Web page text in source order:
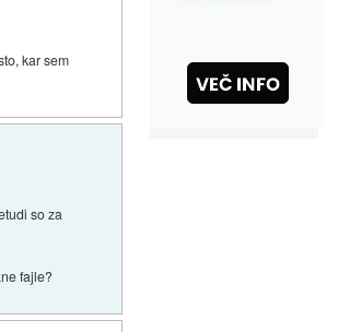
kar sem
so za
fajle?